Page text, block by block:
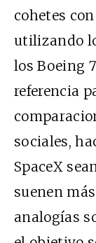
cohetes
utilizando
los Boeing
referencia
sociales,
SpaceX
suenen
analogías